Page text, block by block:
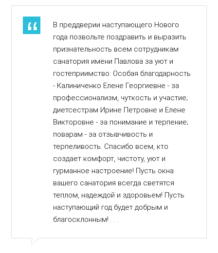
В преддверии наступающего Нового
года позвольте поздравить и выразить
признательность всем сотрудникам
санатория имени Павлова за уют и
гостеприимство. Особая благодарность
- Калиниченко Елене Георгиевне - за
профессионализм, чуткость и участие;
диетсестрам Ирине Петровне и Елене
Викторовне - за понимание и терпение;
поварам - за отзывчивость и
терпеливость. Спасибо всем, кто
создает комфорт, чистоту, уют и
гурманное настроение! Пусть окна
вашего санатория всегда светятся
теплом, надеждой и здоровьем! Пусть
наступающий год будет добрым и
благосклонным! . . .